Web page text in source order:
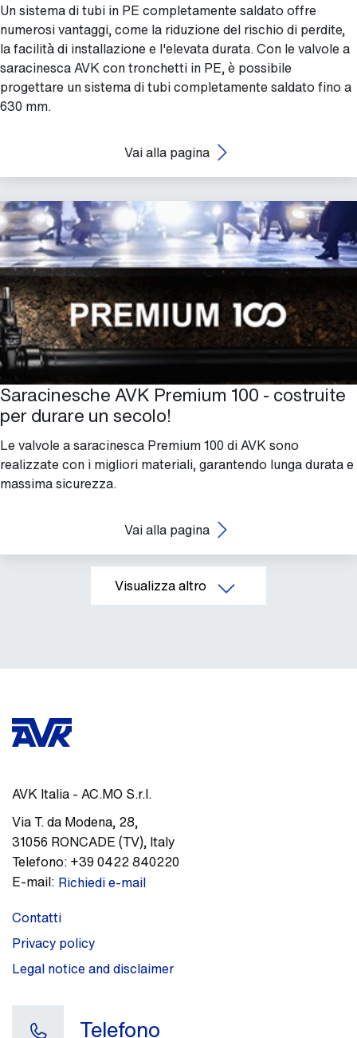
Un sistema di tubi in PE completamente saldato offre
numerosi vantaggi, come la riduzione del rischio di perdite,
la facilità di installazione e l'elevata durata. Con le valvole a
saracinesca AVK con tronchetti in PE, è possibile
progettare un sistema di tubi completamente saldato fino a
630 mm.
Vai alla pagina
Saracinesche AVK Premium 100 - costruite
per durare un secolo!
Le valvole a saracinesca Premium 100 di AVK sono
realizzate con i migliori materiali, garantendo lunga durata e
massima sicurezza.
Vai alla pagina
AVK Italia - AC.MO S.r.l.
Via T. da Modena, 28,
31056 RONCADE (TV), Italy
Telefono: +39 0422 840220
E-mail: Richiedi e-mail
Contatti
Privacy policy
Legal notice and disclaimer
Telefono